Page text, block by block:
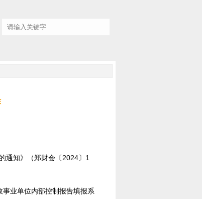
通知》（郑财会〔2024〕1
业单位内部控制报告填报系